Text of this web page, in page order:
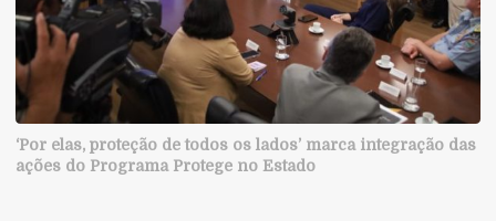
‘Por elas, proteção de todos os lados’ marca integração das
ações do Programa Protege no Estado